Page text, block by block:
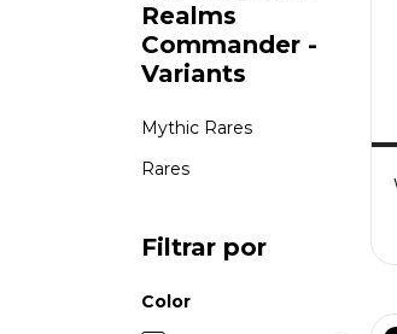
Realms
Commander -
Variants
Mythic Rares
Rares
Filtrar por
Color